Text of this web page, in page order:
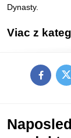
Dynasty.
Viac z